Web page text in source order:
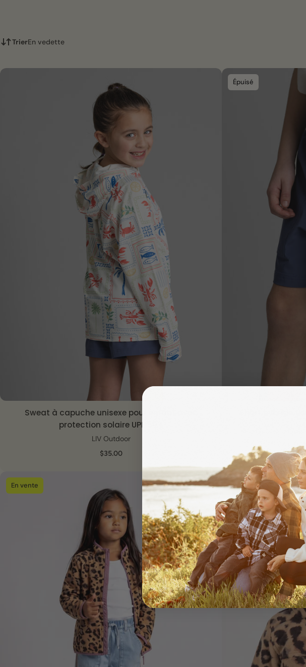
TrierEn vedette
VUE RAPIDE
Sweat à capuche unisexe pour enfant avec
protection solaire UPF 50+
LIV Outdoor
$35.00
Épuisé
En vente En vente